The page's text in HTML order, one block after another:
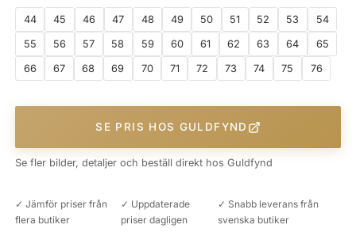
44 45 46 47 48 49 50 51 52 53 54
55 56 57 58 59 60 61 62 63 64 65
66 67 68 69 70 71 72 73 74 75 76
SE PRIS HOS GULDFYND
Se fler bilder, detaljer och beställ direkt hos Guldfynd
✓ Jämför priser från
flera butiker
✓ Uppdaterade
priser dagligen
✓ Snabb leverans från
svenska butiker